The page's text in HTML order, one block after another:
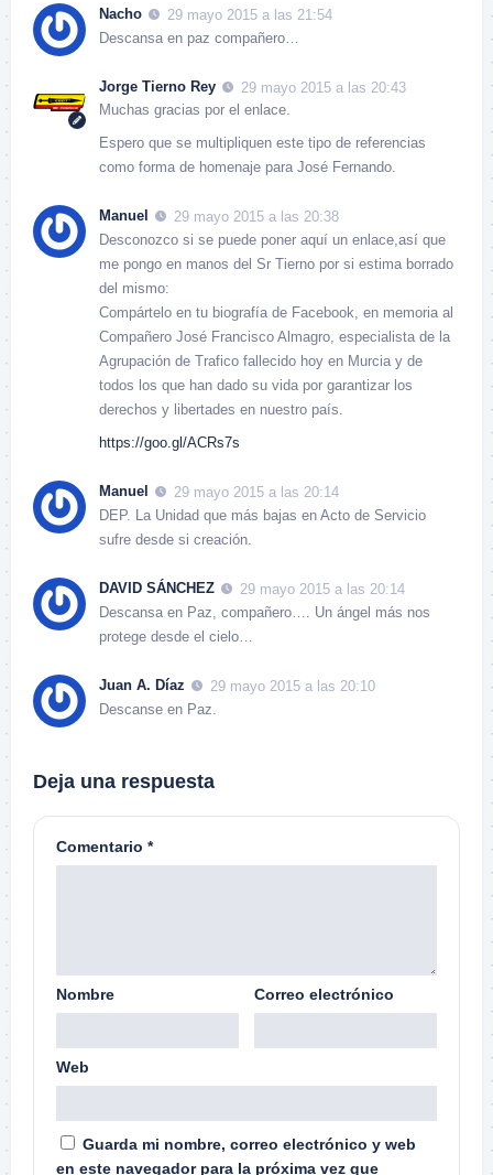
Nacho
29 mayo 2015 a las 21:54
Descansa en paz compañero…
Jorge Tierno Rey
29 mayo 2015 a las 20:43
Muchas gracias por el enlace.
Espero que se multipliquen este tipo de referencias
como forma de homenaje para José Fernando.
Manuel
29 mayo 2015 a las 20:38
Desconozco si se puede poner aquí un enlace,así que
me pongo en manos del Sr Tierno por si estima borrado
del mismo:
Compártelo en tu biografía de Facebook, en memoria al
Compañero José Francisco Almagro, especialista de la
Agrupación de Trafico fallecido hoy en Murcia y de
todos los que han dado su vida por garantizar los
derechos y libertades en nuestro país.
https://goo.gl/ACRs7s
Manuel
29 mayo 2015 a las 20:14
DEP. La Unidad que más bajas en Acto de Servicio
sufre desde si creación.
DAVID SÁNCHEZ
29 mayo 2015 a las 20:14
Descansa en Paz, compañero…. Un ángel más nos
protege desde el cielo…
Juan A. Díaz
29 mayo 2015 a las 20:10
Descanse en Paz.
Deja una respuesta
Comentario *
Nombre Correo electrónico
Web
Guarda mi nombre, correo electrónico y web
en este navegador para la próxima vez que